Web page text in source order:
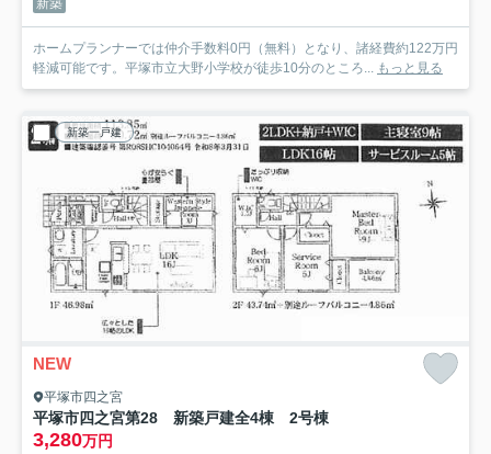
新築
ホームプランナーでは仲介手数料0円（無料）となり、諸経費約122万円
軽減可能です。平塚市立大野小学校が徒歩10分のところ... もっと見る
新築一戸建
NEW
平塚市四之宮
平塚市四之宮第28 新築戸建全4棟 2号棟
3,280万円